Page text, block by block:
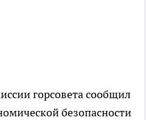
горсовета сообщил
безопасности